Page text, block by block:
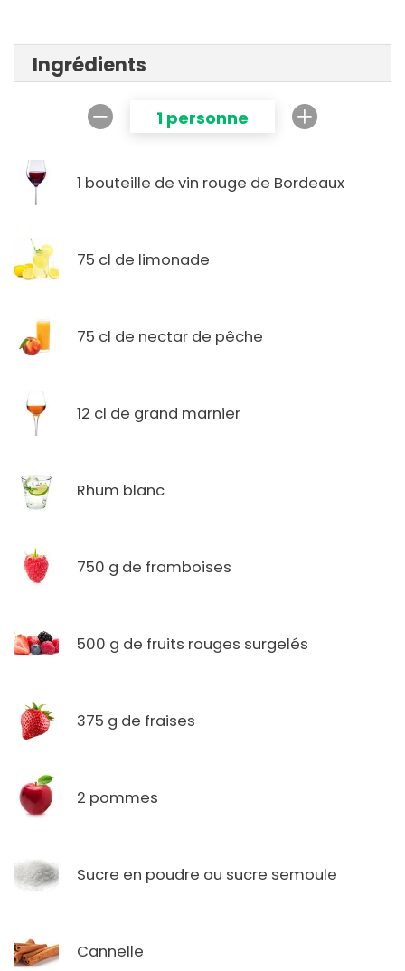
Ingrédients
1 personne
1 bouteille de vin rouge de Bordeaux
75 cl de limonade
75 cl de nectar de pêche
12 cl de grand marnier
Rhum blanc
750 g de framboises
500 g de fruits rouges surgelés
375 g de fraises
2 pommes
Sucre en poudre ou sucre semoule
Cannelle